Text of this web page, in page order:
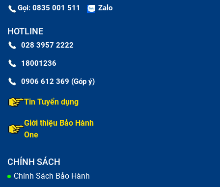
Nếu bạn đang còn phân vân chưa biết chọn địa điểm
mình, thì đây là những lý do chỉ có tại
giúp bạn dễ dàng ra quyết định hơn.
Gọi: 0835 001 511 Zalo
HOTLINE
028 3957 2222
18001236
0906 612 369 (Góp ý)
Tin Tuyển dụng
Giới thiệu Bảo Hành
One
CHÍNH SÁCH
Chính Sách Bảo Hành